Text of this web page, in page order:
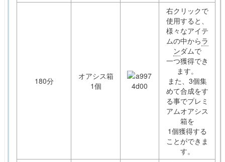
180分
オアシス箱
1個
右クリックで
使用すると、
様々なアイテ
ムの中からラ
ンダムで
一つ獲得でき
ます。
また、3個集
めて合成をす
る事でプレミ
アムオアシス
箱を
1個獲得する
ことができま
す。